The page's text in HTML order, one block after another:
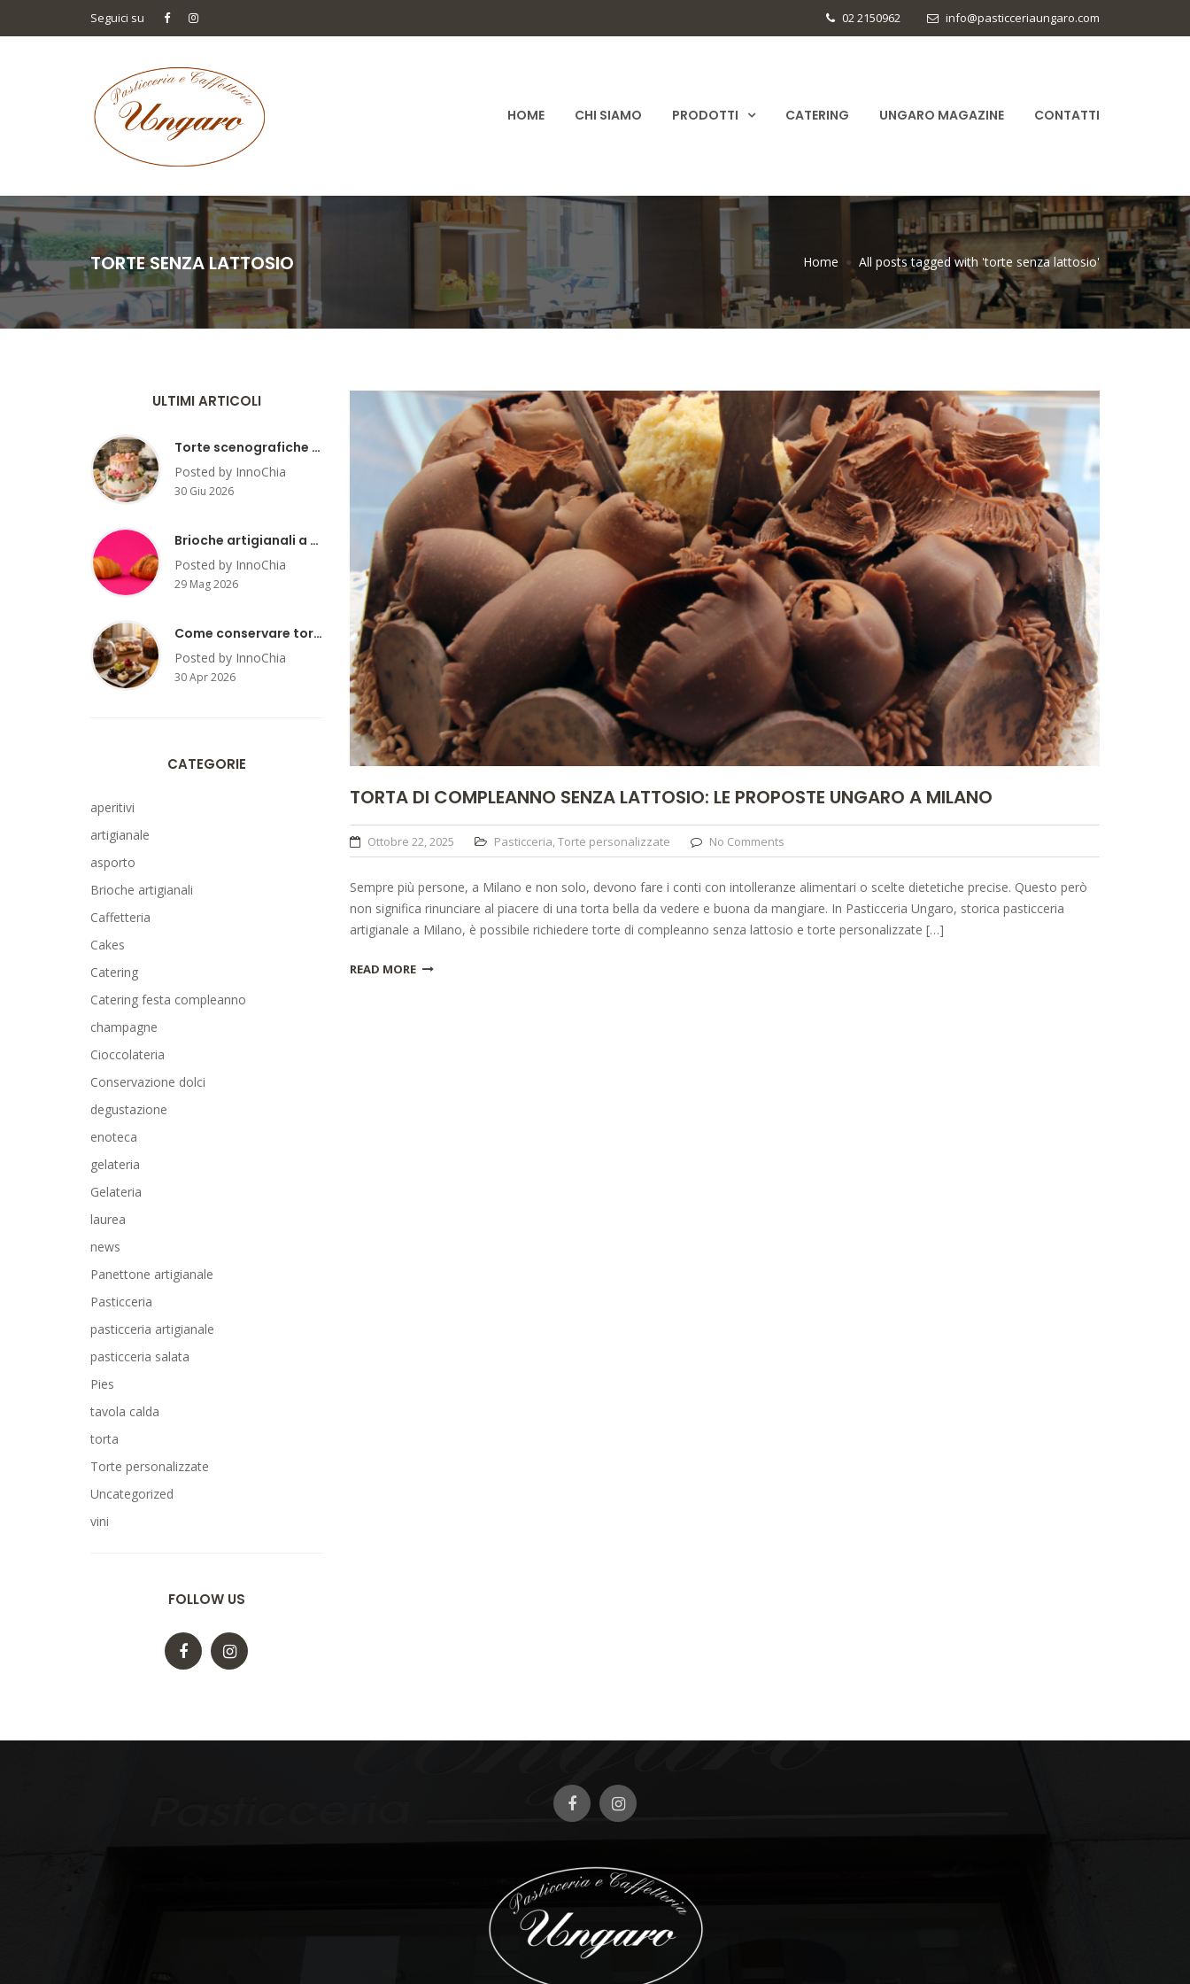
Seguici su 02 2150962 info@pasticceriaungaro.com
HOME CHI SIAMO PRODOTTI CATERING UNGARO MAGAZINE CONTATTI
TORTE SENZA LATTOSIO Home All posts tagged with 'torte senza lattosio'
TORTA DI COMPLEANNO SENZA LATTOSIO: LE PROPOSTE UNGARO A MILANO
Ottobre 22, 2025 Pasticceria,Torte personalizzate No Comments
Sempre più persone, a Milano e non solo, devono fare i conti con intolleranze alimentari o scelte dietetiche precise. Questo però
non significa rinunciare al piacere di una torta bella da vedere e buona da mangiare. In Pasticceria Ungaro, storica pasticceria
artigianale a Milano, è possibile richiedere torte di compleanno senza lattosio e torte personalizzate […]
READ MORE
ULTIMI ARTICOLI
Torte scenografiche per compleanno: trend e idee
Posted by InnoChia
30 Giu 2026
Brioche artigianali a Milano: dove assaggiarle?
Posted by InnoChia
29 Mag 2026
Come conservare torte, mignon e panettoni artigianali a casa
Posted by InnoChia
30 Apr 2026
CATEGORIE
aperitivi
artigianale
asporto
Brioche artigianali
Caffetteria
Cakes
Catering
Catering festa compleanno
champagne
Cioccolateria
Conservazione dolci
degustazione
enoteca
gelateria
Gelateria
laurea
news
Panettone artigianale
Pasticceria
pasticceria artigianale
pasticceria salata
Pies
tavola calda
torta
Torte personalizzate
Uncategorized
vini
FOLLOW US